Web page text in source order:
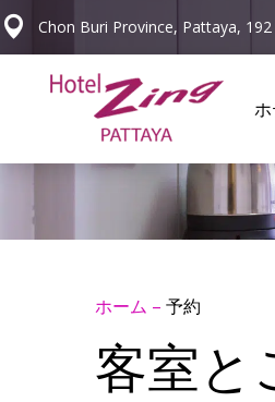
Chon Buri Province, Pattaya,
ホーム – 予約
客室と